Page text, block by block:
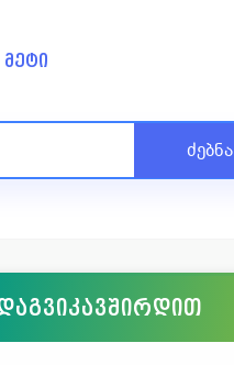
მეტი
ძებნა